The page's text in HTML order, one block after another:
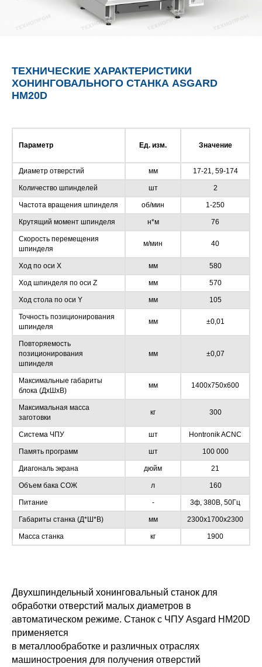
ТЕХНИЧЕСКИЕ ХАРАКТЕРИСТИКИ
ХОНИНГОВАЛЬНОГО СТАНКА ASGARD
HM20D
Параметр Ед. изм. Значение
Диаметр отверстий мм 17-21, 59-174
Количество шпинделей шт 2
Частота вращения шпинделя об/мин 1-250
Крутящий момент шпинделя н*м 76
Скорость перемещения
шпинделя
м/мин 40
Ход по оси X мм 580
Ход шпинделя по оси Z мм 570
Ход стола по оси Y мм 105
Точность позиционирования
шпинделя
мм ±0,01
Повторяемость
позиционирования
шпинделя
мм ±0,07
Максимальные габариты
блока (ДхШхВ)
мм 1400х750х600
Максимальная масса
заготовки
кг 300
Система ЧПУ шт Hontronik ACNC
Память программ шт 100 000
Диагональ экрана дюйм 21
Объем бака СОЖ л 160
Питание - 3ф, 380В, 50Гц
Габариты станка (Д*Ш*В) мм 2300х1700х2300
Масса станка кг 1900
Двухшпиндельный хонинговальный станок для
обработки отверстий малых диаметров в
автоматическом режиме. Станок с ЧПУ Asgard HM20D
применяется
в металлообработке и различных отраслях
машиностроения для получения отверстий